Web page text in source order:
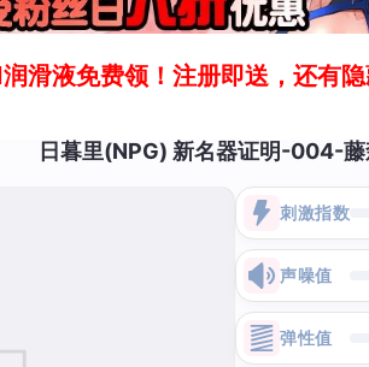
滑液免费领！注册即送，还有
日暮里(NPG) 新名器证明-004-藤
刺激指数
声噪值
弹性值